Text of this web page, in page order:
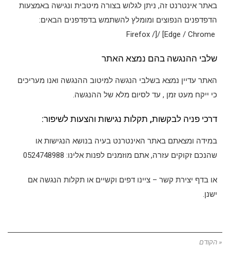
באתר אינטרנט זה, ניתן לגלוש בצורה מיטבית ונגישה באמצעות
הדפדפנים הנפוצים ומומלץ להשתמש בדפדפנים הבאים:
שלבי ההנגשה בהם נמצא האתר
האתר עדיין נמצא בשלבי הנגשה למיטוב ההנגשה ואנו מעריכים
כי ייקח מעט זמן , עד לסיום מלא של ההנגשה.
דרכי פניה לבקשות, תקלות נגישות והצעות לשיפור:
במידה ומצאתם באתר האינטרנט בעיה בנושא הנגישות או
שהנכם זקוקים עזרה, אתם מוזמנים לפנות אלינו: 0524748988
או בדף יצירת קשר – ציינו דפים וקשיים או תקלות הנגשה אם
ישנן.
« הקודם